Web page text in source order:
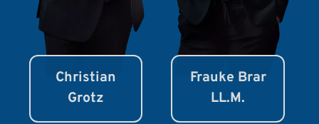
Christian
Grotz
Frauke Brar
LL.M.